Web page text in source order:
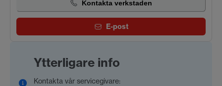
Ytterligare info
Kontakta vår servicegivare:
Kontakta verkstaden
E-post